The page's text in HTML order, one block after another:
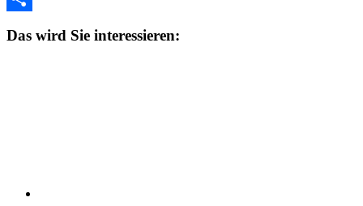
Das wird Sie interessieren: